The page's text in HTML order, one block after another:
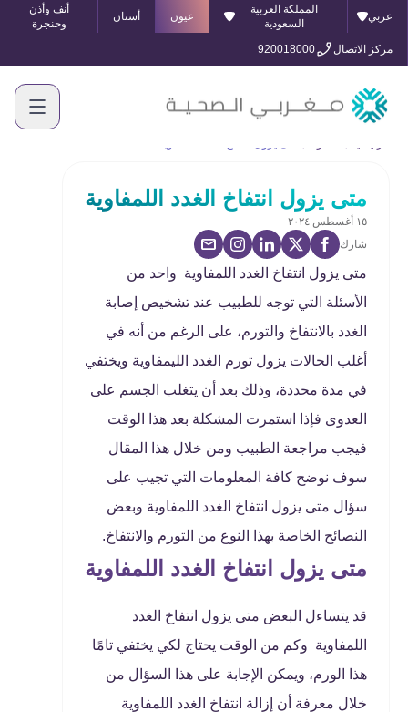
عربي
المملكة العربية
السعودية
عيون أسنان
أنف وأذن
وحنجرة
مركز الاتصال
920018000
متى يزول انتفاخ الغدد اللمفاوية
١٥ أغسطس ٢٠٢٤
شارك
متى يزول انتفاخ الغدد اللمفاوية واحد من
الأسئلة التي توجه للطبيب عند تشخيص إصابة
الغدد بالانتفاخ والتورم، على الرغم من أنه في
أغلب الحالات يزول تورم الغدد الليمفاوية ويختفي
في مدة محددة، وذلك بعد أن يتغلب الجسم على
العدوى فإذا استمرت المشكلة بعد هذا الوقت
فيجب مراجعة الطبيب ومن خلال هذا المقال
سوف نوضح كافة المعلومات التي تجيب على
سؤال متى يزول انتفاخ الغدد اللمفاوية وبعض
النصائح الخاصة بهذا النوع من التورم والانتفاخ.
متى يزول انتفاخ الغدد اللمفاوية
قد يتساءل البعض متى يزول انتفاخ الغدد
اللمفاوية وكم من الوقت يحتاج لكي يختفي تامًا
هذا الورم، ويمكن الإجابة على هذا السؤال من
خلال معرفة أن إزالة انتفاخ الغدد اللمفاوية